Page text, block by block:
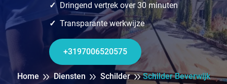
Dringend vertrek over 30 minuten
Transparante werkwijze
+3197006520575
Home Diensten Schilder Schilder Beverwijk